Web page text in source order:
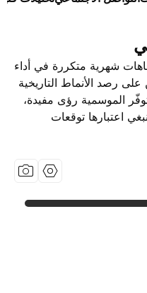
شهرية متكررة في أداء
رصد الأنماط التاريخية
الموسمية رؤى مفيدة،
اعتبارها توقعات